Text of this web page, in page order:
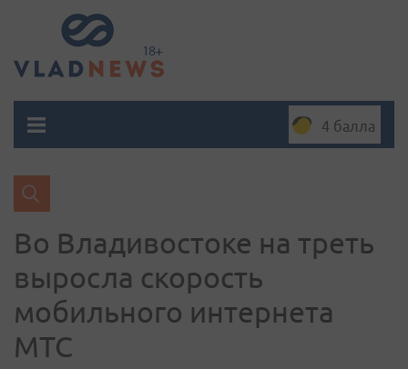
4 балла
Во Владивостоке на треть
выросла скорость
мобильного интернета
МТС